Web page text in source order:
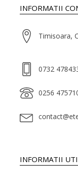
INFORMATII
Timisoara,
0732
0256
INFORMATII